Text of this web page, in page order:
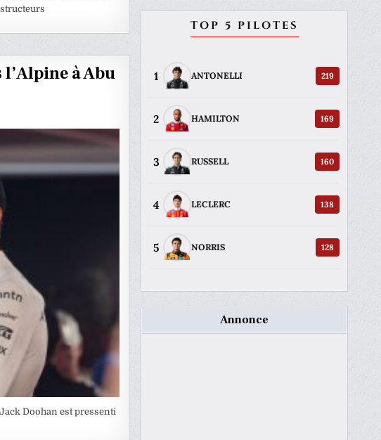
à Abu
Doohan est pressenti
TOP 5 PILOTES
1 ANTONELLI 219
2 HAMILTON 169
3 RUSSELL 160
4 LECLERC 138
5 NORRIS 128
Annonce